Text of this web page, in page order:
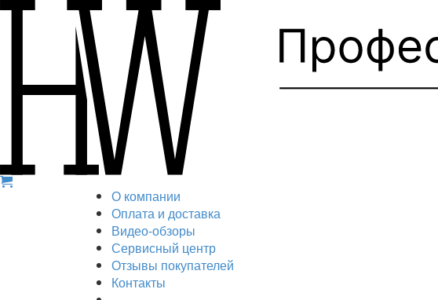
О компании
Оплата и доставка
Видео-обзоры
Сервисный центр
Отзывы покупателей
Контакты